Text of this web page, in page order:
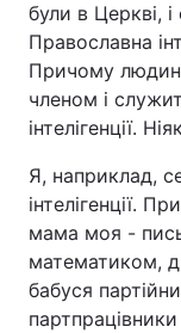
були в Церкві, і
Православна
Причому
членом і
інтелігенції.
Я, наприклад,
інтелігенції.
мама моя -
математиком,
бабуся